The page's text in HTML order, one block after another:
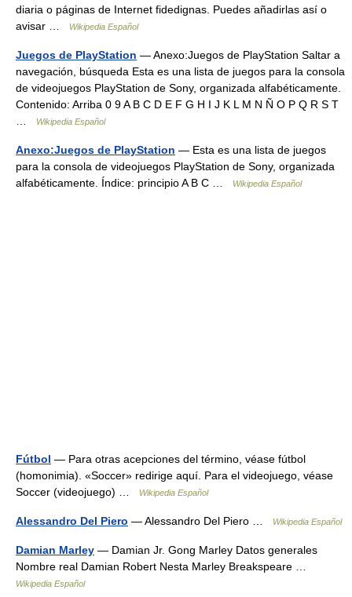
diaria o páginas de Internet fidedignas. Puedes añadirlas así o
avisar …
Wikipedia Español
Juegos de PlayStation — Anexo:Juegos de PlayStation Saltar a
navegación, búsqueda Esta es una lista de juegos para la consola
de videojuegos PlayStation de Sony, organizada alfabéticamente.
Contenido: Arriba 0 9 A B C D E F G H I J K L M N Ñ O P Q R S T
Wikipedia Español
Anexo:Juegos de PlayStation — Esta es una lista de juegos
para la consola de videojuegos PlayStation de Sony, organizada
alfabéticamente. Índice: principio A B C …
Wikipedia Español
Fútbol — Para otras acepciones del término, véase fútbol
(homonimia). «Soccer» redirige aquí. Para el videojuego, véase
Soccer (videojuego) …
Wikipedia Español
Alessandro Del Piero — Alessandro Del Piero … Wikipedia Español
Damian Marley — Damian Jr. Gong Marley Datos generales
Nombre real Damian Robert Nesta Marley Breakspeare …
Wikipedia Español